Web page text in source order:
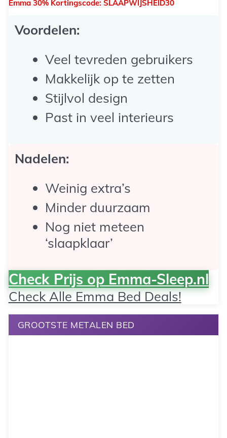
Emma 30% Kortingscode: SLAAPWIJSHEID30
Voordelen:
Veel tevreden gebruikers
Makkelijk op te zetten
Stijlvol design
Past in veel interieurs
Nadelen:
Weinig extra’s
Minder duurzaam
Nog niet meteen
‘slaapklaar’
Check Prijs op Emma-Sleep.nl
Check Alle Emma Bed Deals!
GROOTSTE METALEN BED